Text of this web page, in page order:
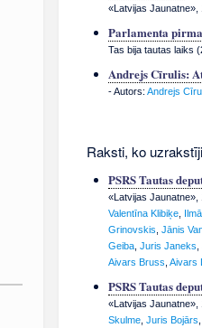
«Latvijas Jaunatne»,
Parlamenta
Tas bija tautas laiks
Andrejs Cīrulis:
- Autors: Andrejs
Raksti, ko
PSRS Tautas
«Latvijas Jaunatne»,
Valentīna Klibiķe,
Grinovskis Jānis
Geiba, Juris Janeks
Aivars Bruss Aivars
PSRS Tautas
«Latvijas Jaunatne»,
Skulme, Juris Bojārs